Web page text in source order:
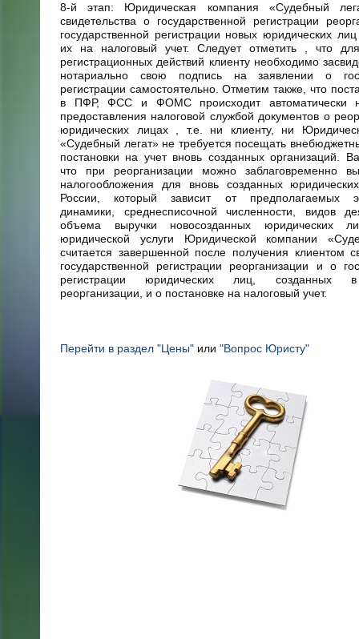
8-й этап: Юридическая компания «Судебный
свидетельства о государственной регистрации
государственной регистрации новых юридических
их на налоговый учет. Следует отметить , что
регистрационных действий клиенту необходимо
нотариально свою подпись на заявлении о
регистрации самостоятельно. Отметим также, что
в ПФР, ФСС и ФОМС происходит автоматически
предоставления налоговой службой документов о
юридических лицах , т.е. ни клиенту, ни
«Судебный легат» не требуется посещать
постановки на учет вновь созданных организаций.
что при реорганизации можно заблаговременно
налогообложения для вновь созданных
России, который зависит от предполагаемых
динамики, среднесписочной численности, видов
объема выручки новосозданных юридических
юридической услуги Юридической компании
считается завершенной после получения клиентом
государственной регистрации реорганизации и о
регистрации юридических лиц, созданных в
реорганизации, и о постановке на налоговый учет.
Перейти в раздел "Цены" или "Вопрос Юристу"